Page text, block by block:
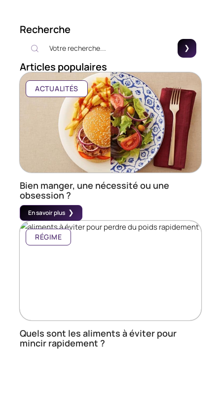
Recherche
Articles populaires
ACTUALITÉS
Bien manger, une nécessité ou une
obsession ?
En savoir plus
RÉGIME
Quels sont les aliments à éviter pour
mincir rapidement ?